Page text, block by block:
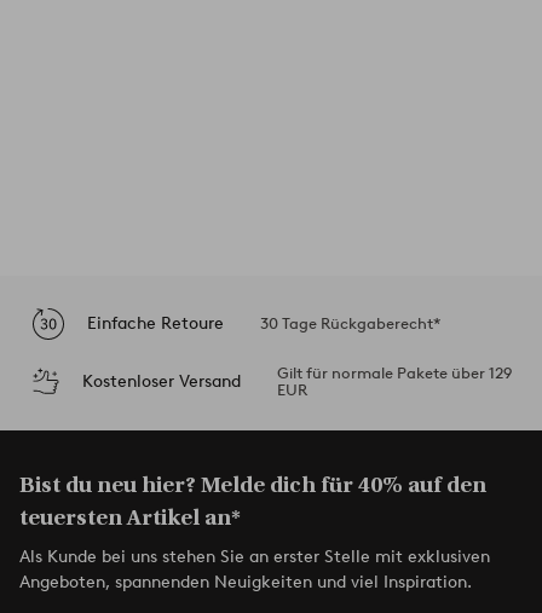
Einfache Retoure 30 Tage Rückgaberecht*
Kostenloser Versand
Gilt für normale Pakete über 129
EUR
Bist du neu hier? Melde dich für 40% auf den
teuersten Artikel an*
Als Kunde bei uns stehen Sie an erster Stelle mit exklusiven
Angeboten, spannenden Neuigkeiten und viel Inspiration.